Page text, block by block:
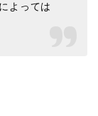
よっては